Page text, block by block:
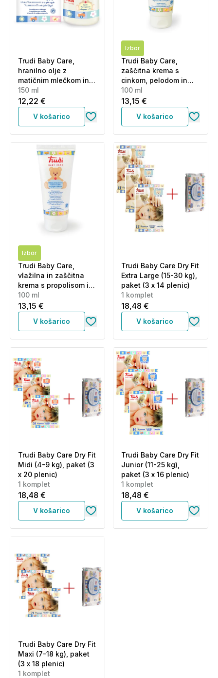
Trudi Baby Care,
hranilno olje z
matičnim mlečkom in
oljem sladkega
mandlja (150 ml)
150 ml
12,22 €
V košarico
Izbor
Trudi Baby Care,
zaščitna krema s
cinkom, pelodom in
ognjičem (100 ml)
100 ml
13,15 €
V košarico
Izbor
Trudi Baby Care,
vlažilna in zaščitna
krema s propolisom in
ognjičem (100 ml)
100 ml
13,15 €
V košarico
Trudi Baby Care Dry Fit
Extra Large (15-30 kg),
paket (3 x 14 plenic)
1 komplet
18,48 €
V košarico
Trudi Baby Care Dry Fit
Midi (4-9 kg), paket (3
x 20 plenic)
1 komplet
18,48 €
V košarico
Trudi Baby Care Dry Fit
Junior (11-25 kg),
paket (3 x 16 plenic)
1 komplet
18,48 €
V košarico
Trudi Baby Care Dry Fit
Maxi (7-18 kg), paket
(3 x 18 plenic)
1 komplet